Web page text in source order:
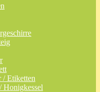
/ Etiketten
Honigkessel